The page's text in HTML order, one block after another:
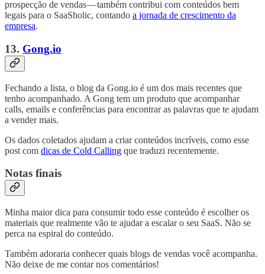
prospecção de vendas — também contribui com conteúdos bem
legais para o SaaSholic, contando a jornada de crescimento da
empresa.
13. Gong.io
Fechando a lista, o blog da Gong.io é um dos mais recentes que
tenho acompanhado. A Gong tem um produto que acompanhar
calls, emails e conferências para encontrar as palavras que te ajudam
a vender mais.
Os dados coletados ajudam a criar conteúdos incríveis, como esse
post com dicas de Cold Calling que traduzi recentemente.
Notas finais
Minha maior dica para consumir todo esse conteúdo é escolher os
materiais que realmente vão te ajudar a escalar o seu SaaS. Não se
perca na espiral do conteúdo.
Também adoraria conhecer quais blogs de vendas você acompanha.
Não deixe de me contar nos comentários!